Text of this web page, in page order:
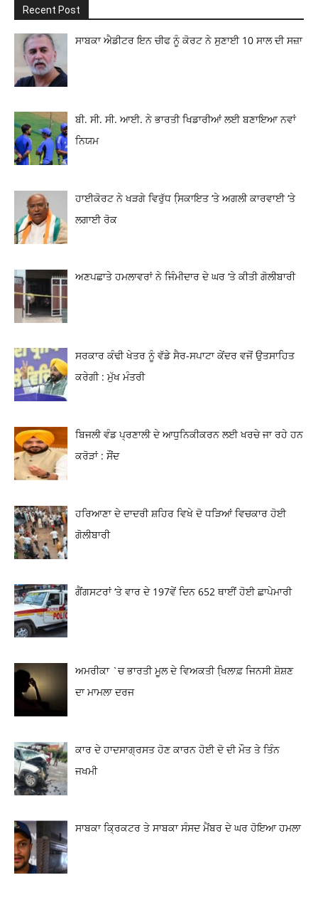
Recent Post
ਸਾਬਕਾ ਐਡੀਟਰ ਇਨ ਚੀਫ ਨੂੰ ਕੋਰਟ ਨੇ ਸੁਣਾਈ 10 ਸਾਲ ਦੀ ਸਜ਼ਾ
ਬੀ. ਸੀ. ਸੀ. ਆਈ. ਨੇ ਭਾਰਤੀ ਖਿਡਾਰੀਆਂ ਲਈ ਬਣਾਇਆ ਨਵਾਂ
ਨਿਯਮ
ਹਾਈਕੋਰਟ ਨੇ ਖੜਗੇ ਵਿਰੁੱਧ ਸਿ਼ਕਾਇਤ ‘ਤੇ ਅਗਲੀ ਕਾਰਵਾਈ ‘ਤੇ
ਲਗਾਈ ਰੋਕ
ਅਣਪਛਾਤੇ ਹਮਲਾਵਰਾਂ ਨੇ ਜਿੰਮੀਦਾਰ ਦੇ ਘਰ ‘ਤੇ ਕੀਤੀ ਗੋਲੀਬਾਰੀ
ਸਰਕਾਰ ਕੰਢੀ ਖੇਤਰ ਨੂੰ ਵੱਡੇ ਸੈਰ-ਸਪਾਟਾ ਕੇਂਦਰ ਵਜੋਂ ਉਤਸਾਹਿਤ
ਕਰੇਗੀ : ਮੁੱਖ ਮੰਤਰੀ
ਬਿਜਲੀ ਵੰਡ ਪ੍ਰਣਾਲੀ ਦੇ ਆਧੁਨਿਕੀਕਰਨ ਲਈ ਖਰਚੇ ਜਾ ਰਹੇ ਹਨ
ਕਰੋੜਾਂ : ਸੌਂਦ
ਹਰਿਆਣਾ ਦੇ ਦਾਦਰੀ ਸ਼ਹਿਰ ਵਿਖੇ ਦੋ ਧੜਿਆਂ ਵਿਚਕਾਰ ਹੋਈ
ਗੋਲੀਬਾਰੀ
ਗੈਂਗਸਟਰਾਂ ‘ਤੇ ਵਾਰ ਦੇ 197ਵੇਂ ਦਿਨ 652 ਥਾਈਂ ਹੋਈ ਛਾਪੇਮਾਰੀ
ਅਮਰੀਕਾ `ਚ ਭਾਰਤੀ ਮੂਲ ਦੇ ਵਿਅਕਤੀ ਖਿ਼ਲਾਫ਼ ਜਿਨਸੀ ਸ਼ੋਸ਼ਣ
ਦਾ ਮਾਮਲਾ ਦਰਜ
ਕਾਰ ਦੇ ਹਾਦਸਾਗ੍ਰਸਤ ਹੋਣ ਕਾਰਨ ਹੋਈ ਦੋ ਦੀ ਮੌਤ ਤੇ ਤਿੰਨ
ਜਖਮੀ
ਸਾਬਕਾ ਕ੍ਰਿਕਟਰ ਤੇ ਸਾਬਕਾ ਸੰਸਦ ਮੈਂਬਰ ਦੇ ਘਰ ਹੋਇਆ ਹਮਲਾ